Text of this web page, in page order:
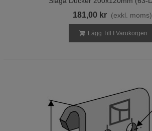
181,00 kr (exkl. moms)
Lägg Till I Varukorgen